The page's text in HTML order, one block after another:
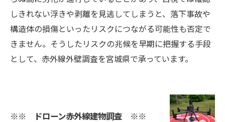
しきれない浮きや剥離を見逃してしまうと、落下事故や
構造体の損傷といったリスクにつながる可能性も否定で
きません。そうしたリスクの兆候を早期に把握する手段
として、赤外線外壁調査を宮城県で承っています。
※※ ドローン赤外線建物調査 ※※